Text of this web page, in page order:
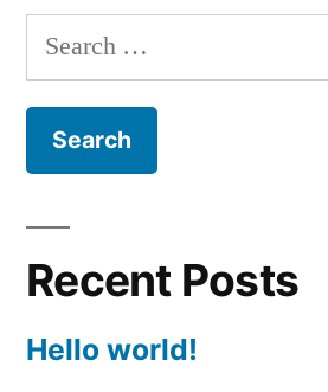
Search
for:
Recent Posts
Hello world!